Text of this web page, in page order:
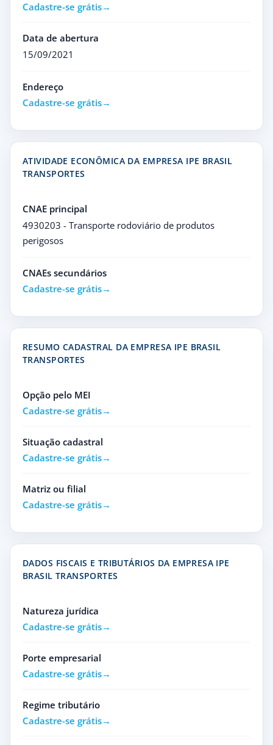
Cadastre-se grátis
Data de abertura
15/09/2021
Endereço
Cadastre-se grátis
ATIVIDADE ECONÔMICA DA EMPRESA IPE BRASIL
TRANSPORTES
CNAE principal
4930203 - Transporte rodoviário de produtos
perigosos
CNAEs secundários
Cadastre-se grátis
RESUMO CADASTRAL DA EMPRESA IPE BRASIL
TRANSPORTES
Opção pelo MEI
Cadastre-se grátis
Situação cadastral
Cadastre-se grátis
Matriz ou filial
Cadastre-se grátis
DADOS FISCAIS E TRIBUTÁRIOS DA EMPRESA IPE
BRASIL TRANSPORTES
Natureza jurídica
Cadastre-se grátis
Porte empresarial
Cadastre-se grátis
Regime tributário
Cadastre-se grátis